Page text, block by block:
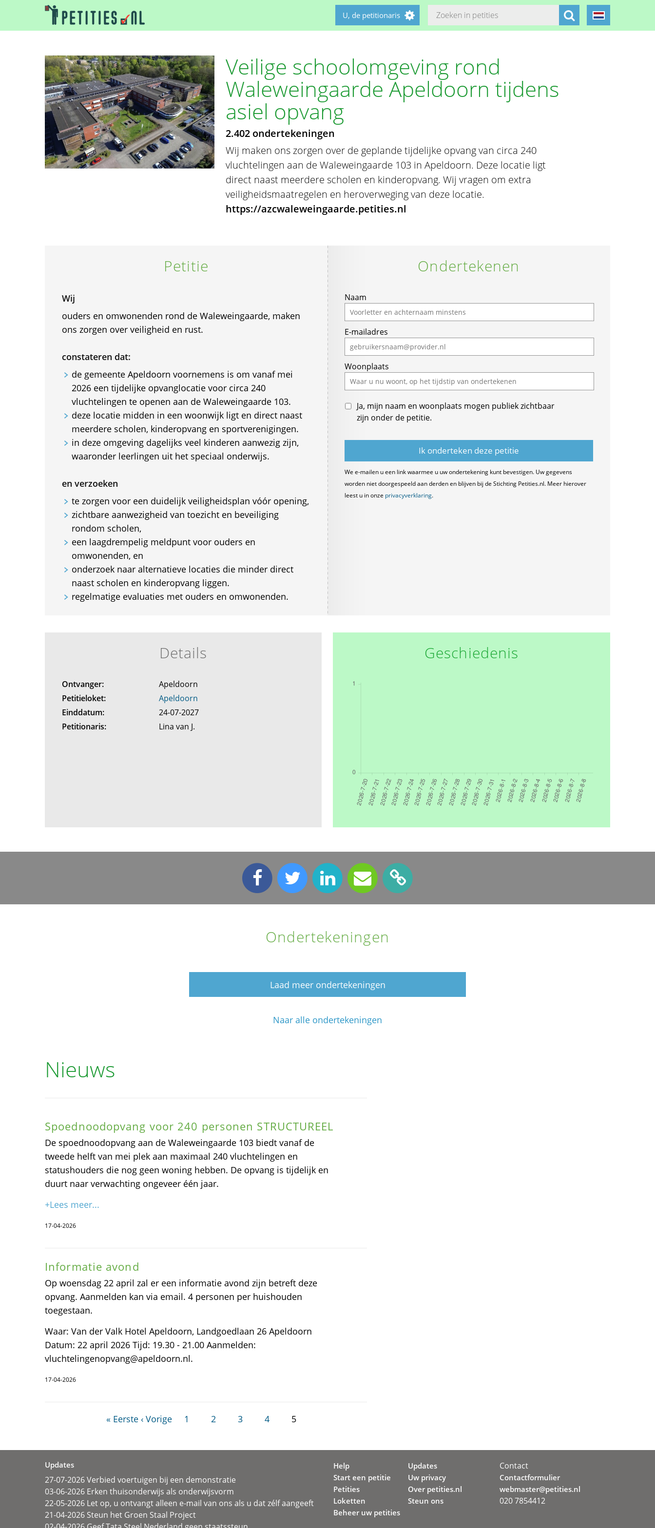
U, de petitionaris
Veilige schoolomgeving rond
Waleweingaarde Apeldoorn tijdens
asiel opvang
2.402 ondertekeningen
Wij maken ons zorgen over de geplande tijdelijke opvang van circa 240
vluchtelingen aan de Waleweingaarde 103 in Apeldoorn. Deze locatie ligt
direct naast meerdere scholen en kinderopvang. Wij vragen om extra
veiligheidsmaatregelen en heroverweging van deze locatie.
https://azcwaleweingaarde.petities.nl
Petitie
Wij
ouders en omwonenden rond de Waleweingaarde, maken
ons zorgen over veiligheid en rust.
constateren dat:
de gemeente Apeldoorn voornemens is om vanaf mei
2026 een tijdelijke opvanglocatie voor circa 240
vluchtelingen te openen aan de Waleweingaarde 103.
deze locatie midden in een woonwijk ligt en direct naast
meerdere scholen, kinderopvang en sportverenigingen.
in deze omgeving dagelijks veel kinderen aanwezig zijn,
waaronder leerlingen uit het speciaal onderwijs.
en verzoeken
te zorgen voor een duidelijk veiligheidsplan vóór opening,
zichtbare aanwezigheid van toezicht en beveiliging
rondom scholen,
een laagdrempelig meldpunt voor ouders en
omwonenden, en
onderzoek naar alternatieve locaties die minder direct
naast scholen en kinderopvang liggen.
regelmatige evaluaties met ouders en omwonenden.
Ondertekenen
Naam
E-mailadres
Woonplaats
Ja, mijn naam en woonplaats mogen publiek zichtbaar
zijn onder de petitie.
We e-mailen u een link waarmee u uw ondertekening kunt bevestigen. Uw gegevens
worden niet doorgespeeld aan derden en blijven bij de Stichting Petities.nl. Meer hierover
leest u in onze privacyverklaring.
Details
Ontvanger:
Apeldoorn
Petitieloket:
Apeldoorn
Einddatum:
24-07-2027
Petitionaris:
Lina van J.
Geschiedenis
Ondertekeningen
Laad meer ondertekeningen
Naar alle ondertekeningen
Nieuws
Spoednoodopvang voor 240 personen STRUCTUREEL
De spoednoodopvang aan de Waleweingaarde 103 biedt vanaf de
tweede helft van mei plek aan maximaal 240 vluchtelingen en
statushouders die nog geen woning hebben. De opvang is tijdelijk en
duurt naar verwachting ongeveer één jaar.
+Lees meer...
17-04-2026
Informatie avond
Op woensdag 22 april zal er een informatie avond zijn betreft deze
opvang. Aanmelden kan via email. 4 personen per huishouden
toegestaan.
Waar: Van der Valk Hotel Apeldoorn, Landgoedlaan 26 Apeldoorn
Datum: 22 april 2026 Tijd: 19.30 - 21.00 Aanmelden:
vluchtelingenopvang@apeldoorn.nl.
17-04-2026
« Eerste ‹ Vorige 1 2 3 4 5
Updates
27-07-2026 Verbied voertuigen bij een demonstratie
03-06-2026 Erken thuisonderwijs als onderwijsvorm
22-05-2026 Let op, u ontvangt alleen e-mail van ons als u dat zélf aangeeft
21-04-2026 Steun het Groen Staal Project
Help
Start een petitie
Petities
Loketten
Beheer uw petities
Updates
Uw privacy
Over petities.nl
Steun ons
Contact
Contactformulier
webmaster@petities.nl
020 7854412